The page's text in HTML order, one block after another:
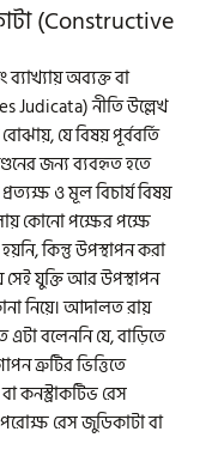
(Constructive
ব্যাখ্যায় অব্যক্ত বা
Judicata) নীতি উল্লেখ
যে বিষয় পূর্ববর্তি
জন্য ব্যবহৃত হতে
ও মূল বিচার্য বিষয়
কোনো পক্ষের পক্ষে
কিন্তু উপস্থাপন করা
সেই যুক্তি আর উপস্থাপন
নিয়ে। আদালত রায়
এটা বলেননি যে, বাড়িতে
ত্রুটির ভিত্তিতে
কনস্ট্রাকটিভ রেস
রেস জুডিকাটা বা